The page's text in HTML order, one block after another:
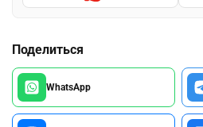
Поделиться
WhatsApp